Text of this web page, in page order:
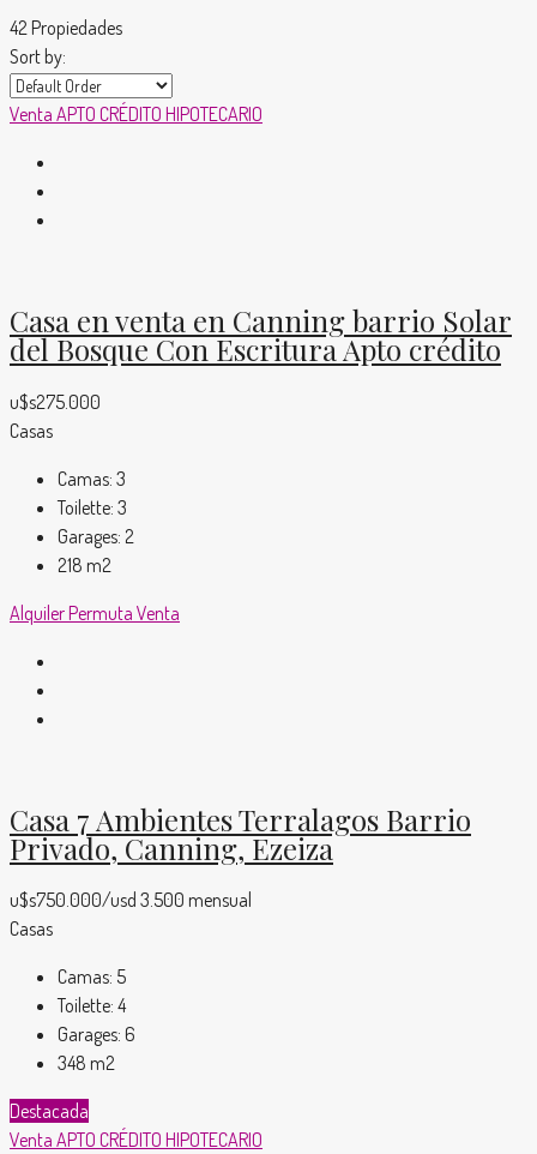
42 Propiedades
Sort by:
Venta APTO CRÉDITO HIPOTECARIO
Casa en venta en Canning barrio Solar
del Bosque Con Escritura Apto crédito
u$s275.000
Casas
Camas: 3
Toilette: 3
Garages: 2
218 m2
AlquilerPermuta Venta
Casa 7 Ambientes Terralagos Barrio
Privado, Canning, Ezeiza
u$s750.000/usd 3.500 mensual
Casas
Camas: 5
Toilette: 4
Garages: 6
348 m2
Destacada
Venta APTO CRÉDITO HIPOTECARIO